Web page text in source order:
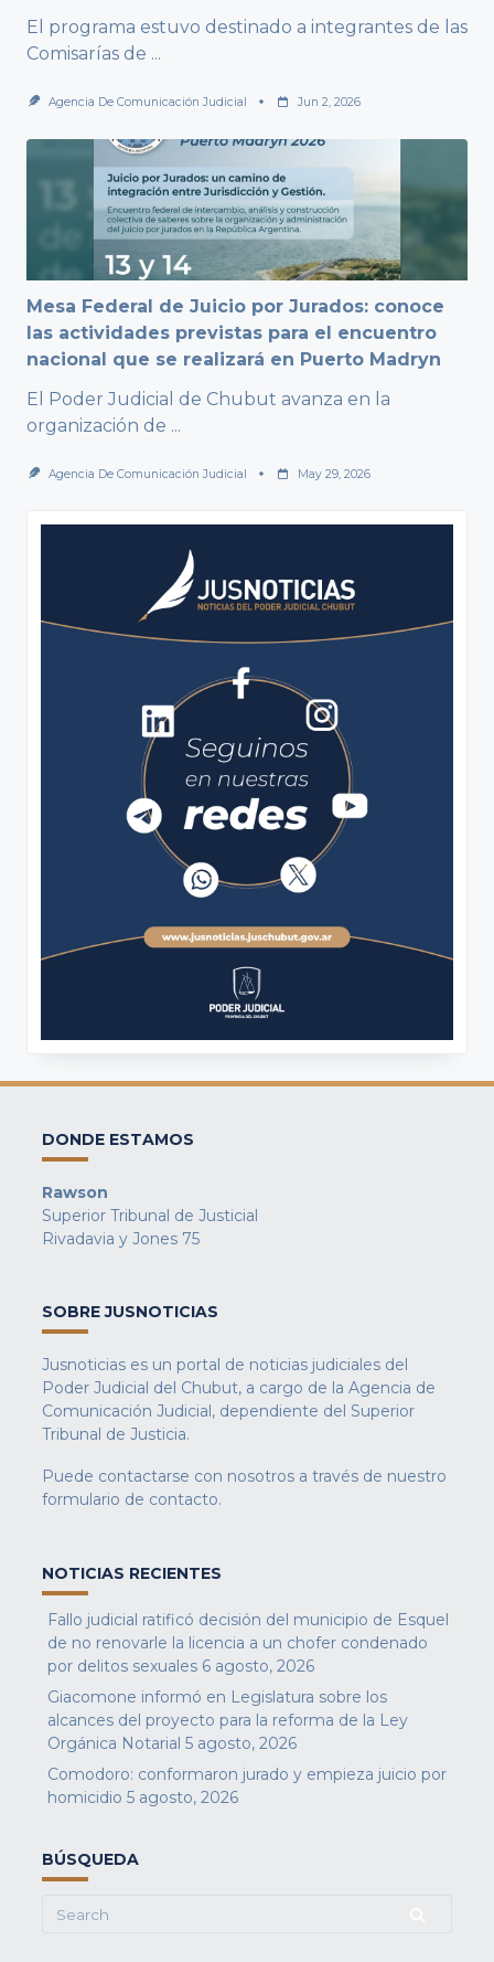
El programa estuvo destinado a integrantes de las
Comisarías de ...
Agencia De Comunicación Judicial Jun 2, 2026
Mesa Federal de Juicio por Jurados: conoce
las actividades previstas para el encuentro
nacional que se realizará en Puerto Madryn
El Poder Judicial de Chubut avanza en la
organización de ...
Agencia De Comunicación Judicial May 29, 2026
DONDE ESTAMOS
Rawson
Superior Tribunal de Justicial
Rivadavia y Jones 75
SOBRE JUSNOTICIAS
Jusnoticias es un portal de noticias judiciales del
Poder Judicial del Chubut, a cargo de la Agencia de
Comunicación Judicial, dependiente del Superior
Tribunal de Justicia.
Puede contactarse con nosotros a través de nuestro
formulario de contacto.
NOTICIAS RECIENTES
Fallo judicial ratificó decisión del municipio de Esquel
de no renovarle la licencia a un chofer condenado
por delitos sexuales 6 agosto, 2026
Giacomone informó en Legislatura sobre los
alcances del proyecto para la reforma de la Ley
Orgánica Notarial 5 agosto, 2026
Comodoro: conformaron jurado y empieza juicio por
homicidio 5 agosto, 2026
BÚSQUEDA
Search